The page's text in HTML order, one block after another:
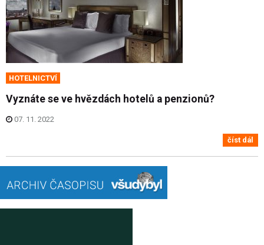
HOTELNICTVÍ
Vyznáte se ve hvězdách hotelů a penzionů?
07. 11. 2022
číst dál